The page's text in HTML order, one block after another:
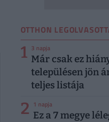
OTTHON
1 3 napja
Már csak ez
településen jön
teljes listája
2 1 napja
Ez a 7 megye